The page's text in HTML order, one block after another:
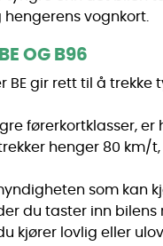
vognkort.
OG B96
BE gir rett til å
førerkortklasser,
henger 80 km/
som kan
du taster inn bilens
kjører lovlig eller